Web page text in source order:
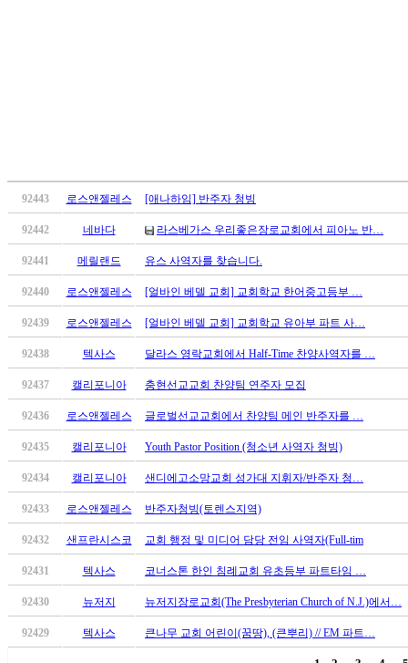
기
치
약
임
중
e
신
노
사
트
무
92443 로스앤젤레스 [애나하임] 반주자 청빙
92442 네바다 라스베가스 우리좋은장로교회에서 피아노 반…
92441 메릴랜드 유스 사역자를 찾습니다.
92440 로스앤젤레스 [얼바인 베델 교회] 교회학교 한어중고등부 …
92439 로스앤젤레스 [얼바인 베델 교회] 교회학교 유아부 파트 사…
92438 텍사스 달라스 영락교회에서 Half-Time 찬양사역자를 …
92437 캘리포니아 충현선교교회 찬양팀 연주자 모집
92436 로스앤젤레스 글로벌선교교회에서 찬양팀 메인 반주자를 …
92435 캘리포니아 Youth Pastor Position (청소년 사역자 청빙)
92434 캘리포니아 샌디에고소망교회 성가대 지휘자/반주자 청…
92433 로스앤젤레스 반주자청빙(토렌스지역)
92432 샌프란시스코 교회 행정 및 미디어 담당 전임 사역자(Full-tim
92431 텍사스 코너스톤 한인 침례교회 유초등부 파트타임 …
92430 뉴저지 뉴저지장로교회(The Presbyterian Church of N.J.)에서…
92429 텍사스 큰나무 교회 어린이(꿈땅), (큰뿌리) // EM 파트…